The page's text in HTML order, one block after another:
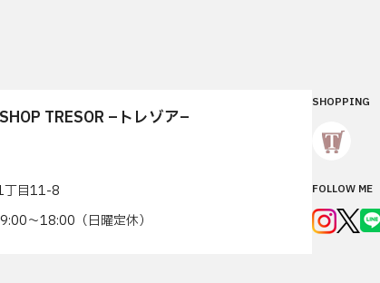
TRESOR –トレゾア–
丁目11-8
〜18:00（日曜定休）
SHOPPING
FOLLOW ME